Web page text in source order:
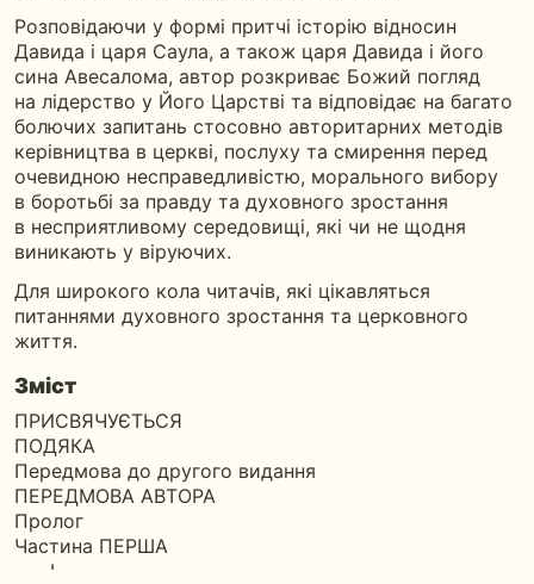
Розповідаючи у формі притчі історію відносин
Давида і царя Саула, а також царя Давида і його
сина Авесалома, автор розкриває Божий погляд
на лідерство у Його Царстві та відповідає на багато
болючих запитань стосовно авторитарних методів
керівництва в церкві, послуху та смирення перед
очевидною несправедливістю, морального вибору
в боротьбі за правду та духовного зростання
в несприятливому середовищі, які чи не щодня
виникають у віруючих.
Для широкого кола читачів, які цікавляться
питаннями духовного зростання та церковного
життя.
Зміст
ПРИСВЯЧУЄТЬСЯ
ПОДЯКА
Передмова до другого видання
ПЕРЕДМОВА АВТОРА
Пролог
Частина ПЕРША
І